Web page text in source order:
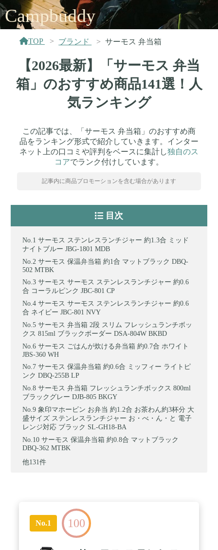
Campbuddy
TOP ブランド サーモス 弁当箱
【2026最新】「サーモス 弁当
箱」のおすすめ商品141選！人
気ランキング
この記事では、「サーモス 弁当箱」のおすすめ商
品をランキング形式で紹介していきます。インター
ネット上の口コミや評判をベースに集計し独自のス
コアでランク付けしています。
記事内に商品プロモーションを含む場合があります
目次
サーモス ステンレスランチジャー 約1.3合 ミッド
ナイトブルー JBG-1801 MDB
サーモス 保温弁当箱 約1合 マットブラック DBQ-
502 MTBK
サーモス サーモス ステンレスランチジャー 約0.6
合 コーラルピンク JBC-801 CP
サーモス サーモス ステンレスランチジャー 約0.6
合 ネイビー JBC-801 NVY
サーモス 弁当箱 2段 スリム フレッシュランチボッ
クス 815ml ブラックボーダー DSA-804W BKBD
サーモス ごはんが炊ける弁当箱 約0.7合 ホワイト
JBS-360 WH
サーモス 保温弁当箱 約0.6合 ミッフィー ライトピ
ンク DBQ-255B LP
サーモス 弁当箱 フレッシュランチボックス 800ml
ブラックグレー DJB-805 BKGY
象印マホービン お弁当 約1.2合 お茶わん約3杯分 大
盛サイズ ステンレスランチジャー お・べ・ん・と 電子
レンジ対応 ブラック SL-GH18-BA
サーモス 保温弁当箱 約0.8合 マットブラック
DBQ-362 MTBK
他131件
No.1 100